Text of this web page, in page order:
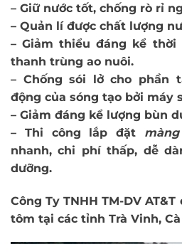
– Giữ nước tốt, chống rò rỉ
– Quản lí được chất lượng
– Giảm thiểu đáng kể
thanh trùng ao nuôi.
– Chống sói lở cho phần
động của sóng tạo bởi máy
– Giảm đáng kể lượng bùn
– Thi công lắp đặt
nhanh, chi phí thấp, dễ
dưỡng.
Công Ty TNHH TM-DV
tôm tại các tỉnh Trà Vinh,